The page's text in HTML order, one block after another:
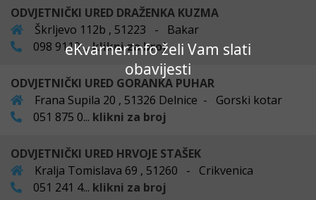
eKvarner.info želi Vam slati
obavijesti
ODVJETNIČKI URED DRAŽENKA KUZMA
Škrljevo 112b , 51223 - Bakar
098 9110 ...klikni za broj
ODVJETNIČKI URED GORANKA PUHAR
Frana Supila 20 , 51326 Delnice - Gorski kotar
051 875 0... klikni za broj
ODVJETNIČKI URED HRVOJE STAŠEK
Kralja Tomislava 69 , 51260 - Crikvenica
051 241 4... klikni za broj